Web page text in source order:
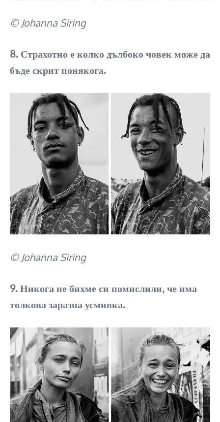
© Johanna Siring
8. Страхотно е колко дълбоко човек може да
бъде скрит понякога.
© Johanna Siring
9. Никога не бихме си помислили, че има
толкова заразна усмивка.